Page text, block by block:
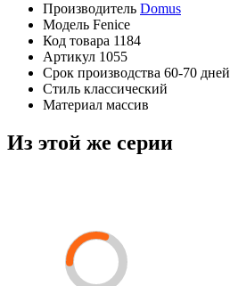
Производитель Domus
Модель Fenice
Код товара 1184
Артикул 1055
Срок производства 60-70 дней
Стиль классический
Материал массив
Из этой же серии